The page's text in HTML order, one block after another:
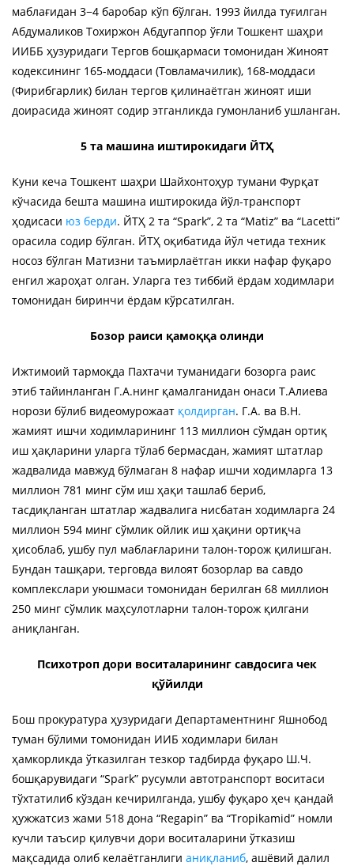
маблағидан 3−4 баробар кўп бўлган. 1993 йилда туғилган
Абдумаликов Тохиржон Абдугаппор ўғли Тошкент шаҳри
ИИББ ҳузуридаги Тергов бошқармаси томонидан Жиноят
кодексининг 165-моддаси (Товламачилик), 168-моддаси
(Фирибгарлик) билан тергов қилинаётган жиноят иши
доирасида жиноят содир этганликда гумонланиб ушланган.
5 та машина иштирокидаги ЙТҲ
Куни кеча Тошкент шаҳри Шайхонтоҳур тумани Фурқат
кўчасида бешта машина иштирокида йўл-транспорт
ҳодисаси юз берди. ЙТҲ 2 та “Spark”, 2 та “Matiz” ва “Lacetti”
орасила содир бўлган. ЙТҲ оқибатида йўл четида техник
носоз бўлган Матизни таъмирлаётган икки нафар фуқаро
енгил жароҳат олган. Уларга тез тиббий ёрдам ходимлари
томонидан биринчи ёрдам кўрсатилган.
Бозор раиси қамоққа олинди
Ижтимоий тармоқда Пахтачи туманидаги бозорга раис
этиб тайинланган Г.А.нинг қамалганидан онаси Т.Алиева
норози бўлиб видеомурожаат қолдирган. Г.А. ва В.Н.
жамият ишчи ходимларининг 113 миллион сўмдан ортиқ
иш ҳақларини уларга тўлаб бермасдан, жамият штатлар
жадвалида мавжуд бўлмаган 8 нафар ишчи ходимларга 13
миллион 781 минг сўм иш ҳақи ташлаб бериб,
тасдиқланган штатлар жадвалига нисбатан ходимларга 24
миллион 594 минг сўмлик ойлик иш ҳақини ортиқча
ҳисоблаб, ушбу пул маблағларини талон-торож қилишган.
Бундан ташқари, терговда вилоят бозорлар ва савдо
комплекслари уюшмаси томонидан берилган 68 миллион
250 минг сўмлик маҳсулотларни талон-торож қилгани
аниқланган.
Психотроп дори воситаларининг савдосига чек
қўйилди
Бош прокуратура ҳузуридаги Департаментнинг Яшнобод
туман бўлими томонидан ИИБ ходимлари билан
ҳамкорликда ўтказилган тезкор тадбирда фуқаро Ш.Ч.
бошқарувидаги “Spark” русумли автотранспорт воситаси
тўхтатилиб кўздан кечирилганда, ушбу фуқаро ҳеч қандай
ҳужжатсиз жами 518 дона “Regapin” ва “Tropikamid” номли
кучли таъсир қилувчи дори воситаларини ўтказиш
мақсадида олиб келаётганлиги аниқланиб, ашёвий далил